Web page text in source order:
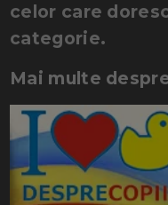
celor care
categorie.
Mai multe